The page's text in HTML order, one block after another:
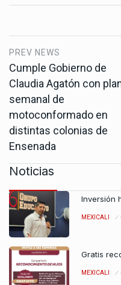
PREV NEWS
Cumple Gobierno de
Claudia Agatón con
semanal de
motoconformado en
distintas colonias de
Ensenada
Noticias
Inversión
MEXICALI
Gratis
MEXICALI